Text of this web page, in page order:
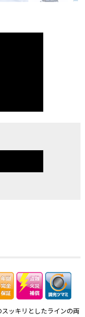
スッキリとしたラインの両